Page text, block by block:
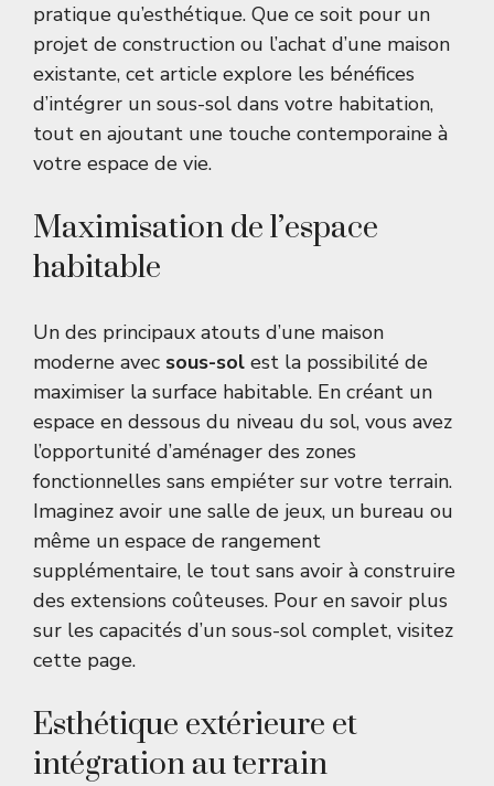
pratique qu’esthétique. Que ce soit pour un
projet de construction ou l’achat d’une maison
existante, cet article explore les bénéfices
d’intégrer un sous-sol dans votre habitation,
tout en ajoutant une touche contemporaine à
votre espace de vie.
Maximisation de l’espace
habitable
Un des principaux atouts d’une maison
moderne avec sous-sol est la possibilité de
maximiser la surface habitable. En créant un
espace en dessous du niveau du sol, vous avez
l’opportunité d’aménager des zones
fonctionnelles sans empiéter sur votre terrain.
Imaginez avoir une salle de jeux, un bureau ou
même un espace de rangement
supplémentaire, le tout sans avoir à construire
des extensions coûteuses. Pour en savoir plus
sur les capacités d’un sous-sol complet, visitez
cette page.
Esthétique extérieure et
intégration au terrain